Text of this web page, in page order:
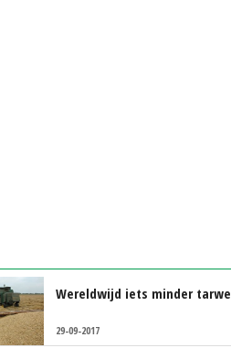
Wereldwijd iets minder tarwe
29-09-2017